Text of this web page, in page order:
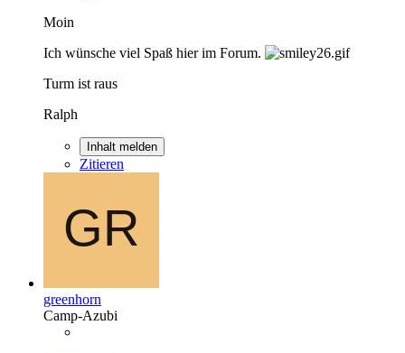
Moin
Ich wünsche viel Spaß hier im Forum.
Turm ist raus
Ralph
Inhalt melden
Zitieren
greenhorn
Camp-Azubi